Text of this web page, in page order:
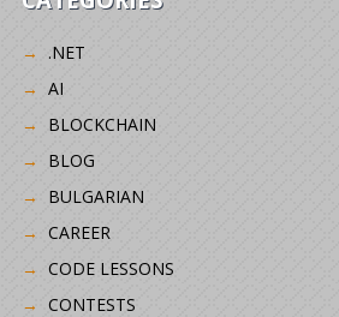
.NET
AI
BLOCKCHAIN
BLOG
BULGARIAN
CAREER
CODE LESSONS
CONTESTS